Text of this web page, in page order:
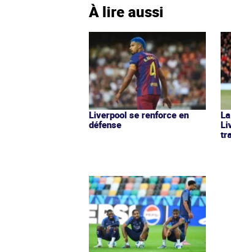
À lire aussi
Liverpool se renforce en
défense